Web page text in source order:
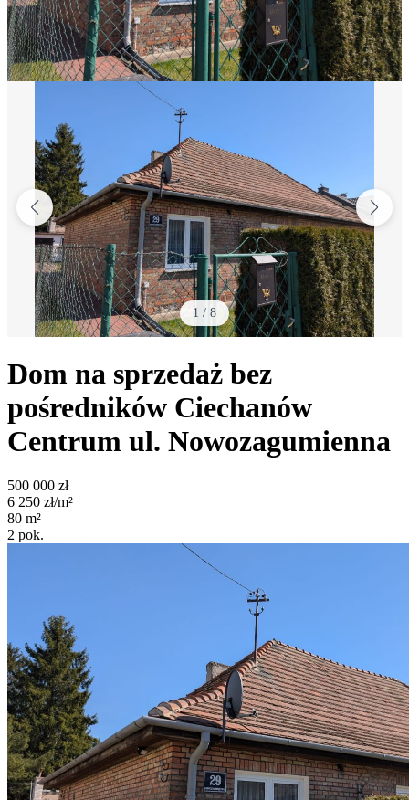
1 / 8
Dom na sprzedaż bez
pośredników Ciechanów
Centrum ul. Nowozagumienna
500 000 zł
6 250 zł/m²
80 m²
2 pok.